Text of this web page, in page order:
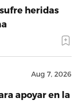
heridas
Aug 7, 2026
apoyar en la